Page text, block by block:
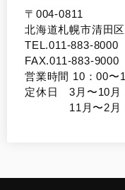
〒004-0811
北海道札幌市清田
TEL.011-883-8000
FAX.011-883-9000
営業時間 10：00〜
定休日 3月〜10月
11月〜2月